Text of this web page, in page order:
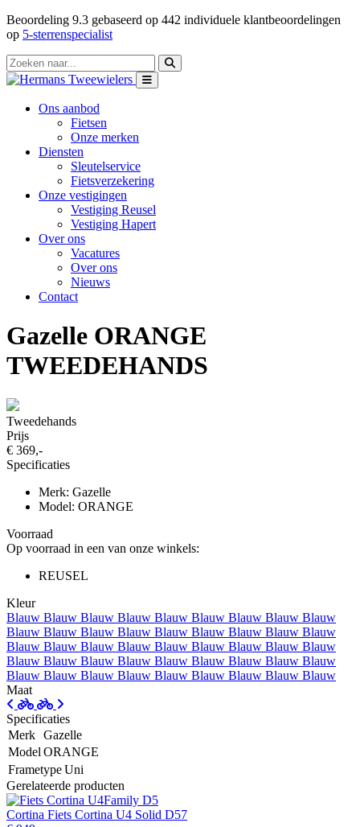
Beoordeling 9.3 gebaseerd op 442 individuele klantbeoordelingen
op 5-sterrenspecialist
Ons aanbod
Fietsen
Onze merken
Diensten
Sleutelservice
Fietsverzekering
Onze vestigingen
Vestiging Reusel
Vestiging Hapert
Over ons
Vacatures
Over ons
Nieuws
Contact
Gazelle ORANGE
TWEEDEHANDS
Tweedehands
Prijs
€ 369,-
Specificaties
Merk: Gazelle
Model: ORANGE
Voorraad
Op voorraad in een van onze winkels:
REUSEL
Kleur
Blauw Blauw Blauw Blauw Blauw Blauw Blauw Blauw Blauw
Blauw Blauw Blauw Blauw Blauw Blauw Blauw Blauw Blauw
Blauw Blauw Blauw Blauw Blauw Blauw Blauw Blauw Blauw
Blauw Blauw Blauw Blauw Blauw Blauw Blauw Blauw Blauw
Blauw Blauw Blauw Blauw Blauw Blauw Blauw Blauw Blauw
Maat
Specificaties
Merk Gazelle
Model ORANGE
FrametypeUni
Gerelateerde producten
Cortina Fiets Cortina U4 Solid D57